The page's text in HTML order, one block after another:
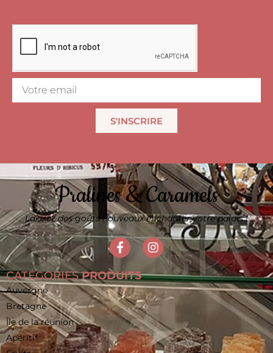
S'INSCRIRE
Pralines & Caramels
Laissez des goûts nouveaux enchanter votre palais !
CATÉGORIESPRODUITS
Auvergne
Bretagne
Île de la réunion
Apéritif